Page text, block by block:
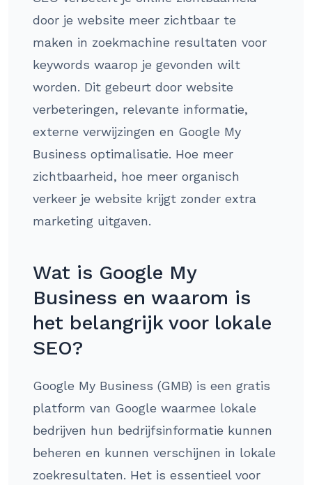
door je website meer zichtbaar te
maken in zoekmachine resultaten voor
keywords waarop je gevonden wilt
worden. Dit gebeurt door website
verbeteringen, relevante informatie,
externe verwijzingen en Google My
Business optimalisatie. Hoe meer
zichtbaarheid, hoe meer organisch
verkeer je website krijgt zonder extra
marketing uitgaven.
Wat is Google My
Business en waarom is
het belangrijk voor lokale
SEO?
Google My Business (GMB) is een gratis
platform van Google waarmee lokale
bedrijven hun bedrijfsinformatie kunnen
beheren en kunnen verschijnen in lokale
zoekresultaten. Het is essentieel voor